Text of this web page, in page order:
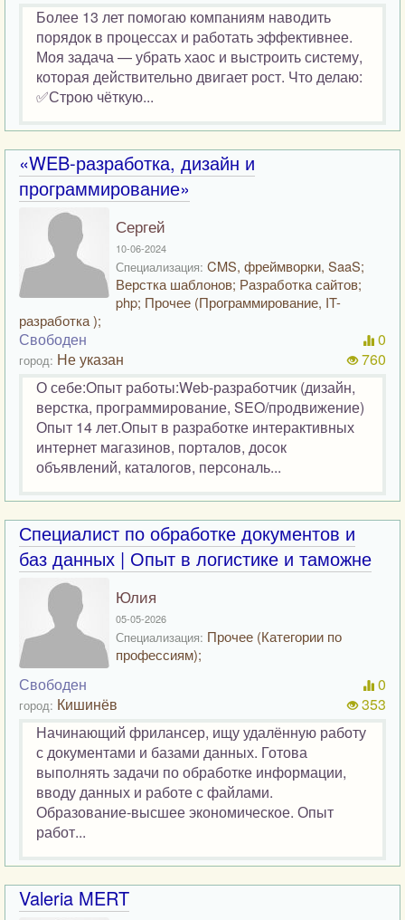
Более 13 лет помогаю компаниям наводить
порядок в процессах и работать эффективнее.
Моя задача — убрать хаос и выстроить систему,
которая действительно двигает рост. Что делаю:
✅Строю чёткую...
«WEB-разработка, дизайн и
программирование»
Сергей
10-06-2024
Специализация: CMS, фреймворки, SaaS;
Верстка шаблонов; Разработка сайтов;
php; Прочее (Программирование, IT-
разработка );
Свободен
город: Не указан
0
760
О себе:Опыт работы:Web-разработчик (дизайн,
верстка, программирование, SEO/продвижение)
Опыт 14 лет.Опыт в разработке интерактивных
интернет магазинов, порталов, досок
объявлений, каталогов, персональ...
Специалист по обработке документов и
баз данных | Опыт в логистике и таможне
Юлия
05-05-2026
Специализация: Прочее (Категории по
профессиям);
Свободен
город: Кишинёв
0
353
Начинающий фрилансер, ищу удалённую работу
с документами и базами данных. Готова
выполнять задачи по обработке информации,
вводу данных и работе с файлами.
Образование-высшее экономическое. Опыт
работ...
Valeria MERT